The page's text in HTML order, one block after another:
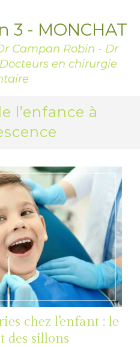
3 - MONCHAT
Campan Robin - Dr
en chirurgie
l’enfance à
chez l’enfant : le
des sillons